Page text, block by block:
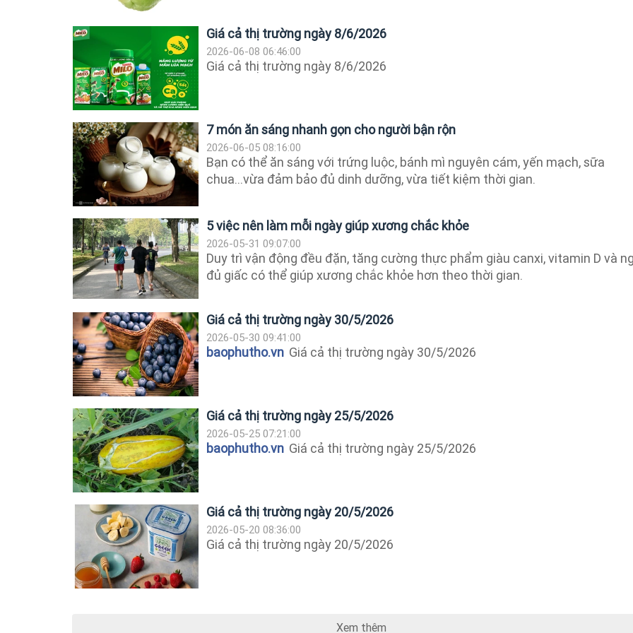
Giá cả thị trường ngày 8/6/2026
2026-06-08 06:46:00
Giá cả thị trường ngày 8/6/2026
7 món ăn sáng nhanh gọn cho người bận rộn
2026-06-05 08:16:00
Bạn có thể ăn sáng với trứng luộc, bánh mì nguyên cám, yến mạch, sữa
chua...vừa đảm bảo đủ dinh dưỡng, vừa tiết kiệm thời gian.
5 việc nên làm mỗi ngày giúp xương chắc khỏe
2026-05-31 09:07:00
Duy trì vận động đều đặn, tăng cường thực phẩm giàu canxi, vitamin D và
đủ giấc có thể giúp xương chắc khỏe hơn theo thời gian.
Giá cả thị trường ngày 30/5/2026
2026-05-30 09:41:00
baophutho.vn Giá cả thị trường ngày 30/5/2026
Giá cả thị trường ngày 25/5/2026
2026-05-25 07:21:00
baophutho.vn Giá cả thị trường ngày 25/5/2026
Giá cả thị trường ngày 20/5/2026
2026-05-20 08:36:00
Giá cả thị trường ngày 20/5/2026
Xem thêm